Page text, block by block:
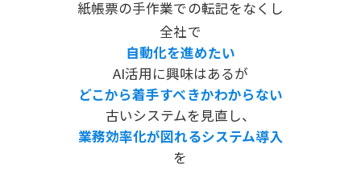
紙帳票の手作業での転記をなくし
全社で
自動化を進めたい
AI活用に興味はあるが
どこから着手すべきかわからない
古いシステムを見直し、
業務効率化が図れるシステム導入
を